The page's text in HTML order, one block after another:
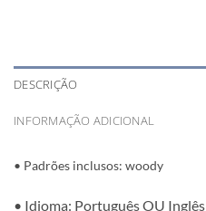
DESCRIÇÃO
INFORMAÇÃO ADICIONAL
• Padrões inclusos: woody
• Idioma: Português OU